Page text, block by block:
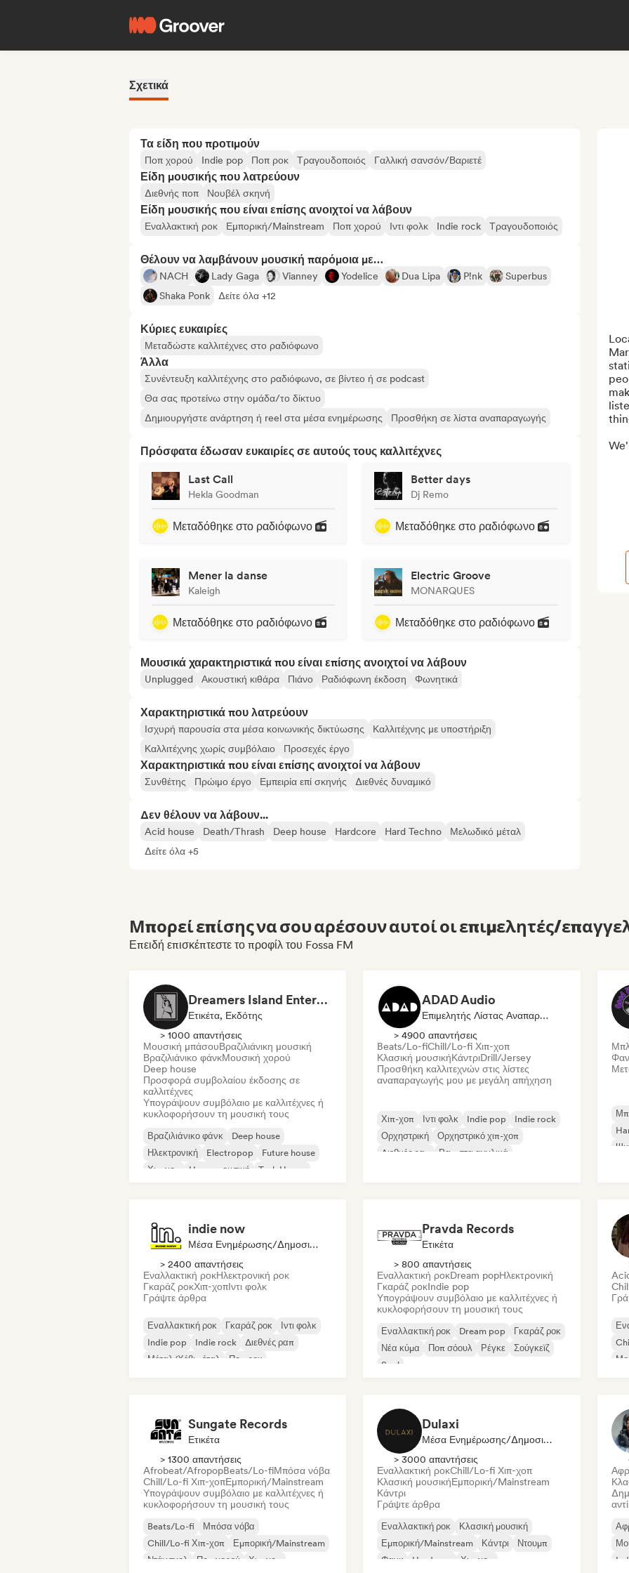
Σχετικά
Τα είδη που προτιμούν
Ποπ χορού Indie pop Ποπ ροκ Τραγουδοποιός Γαλλική σανσόν/Βαριετέ
Είδη μουσικής που λατρεύουν
Διεθνής ποπ Νουβέλ σκηνή
Είδη μουσικής που είναι επίσης ανοιχτοί να λάβουν
Εναλλακτική ροκ Εμπορική/Mainstream Ποπ χορού Ιντι φολκ Indie rock Τραγουδοποιός
Θέλουν να λαμβάνουν μουσική παρόμοια με…
NACH Lady Gaga Vianney Yodelice Dua Lipa P!nk
Superbus
Shaka Ponk
Δείτε όλα +12
Κύριες ευκαιρίες
Μεταδώστε καλλιτέχνες στο ραδιόφωνο
Άλλα
Συνέντευξη καλλιτέχνης στο ραδιόφωνο, σε βίντεο ή σε podcast
Θα σας προτείνω στην ομάδα/το δίκτυο
Δημιουργήστε ανάρτηση ή reel στα μέσα ενημέρωσης
Προσθήκη σε λίστα αναπαραγωγής
Πρόσφατα έδωσαν ευκαιρίες σε αυτούς τους καλλιτέχνες
Last Call
Hekla Goodman
Μεταδόθηκε στο ραδιόφωνο
Better days
Dj Remo
Μεταδόθηκε στο ραδιόφωνο
Mener la danse
Kaleigh
Μεταδόθηκε στο ραδιόφωνο
Electric Groove
MONARQUES
Μεταδόθηκε στο ραδιόφωνο
Μουσικά χαρακτηριστικά που είναι επίσης ανοιχτοί να λάβουν
Unplugged Ακουστική κιθάρα Πιάνο Ραδιόφωνη έκδοση Φωνητικά
Χαρακτηριστικά που λατρεύουν
Ισχυρή παρουσία στα μέσα κοινωνικής δικτύωσης
Καλλιτέχνης με υποστήριξη
Καλλιτέχνης χωρίς συμβόλαιο
Προσεχές έργο
Χαρακτηριστικά που είναι επίσης ανοιχτοί να λάβουν
Συνθέτης Πρώιμο έργο Εμπειρία επί σκηνής Διεθνές δυναμικό
Δεν θέλουν να λάβουν...
Acid house Death/Thrash Deep house Hardcore Hard Techno
Μελωδικό μέταλ
Δείτε όλα +5
Μπορεί επίσης να σου αρέσουν αυτοί οι επιμελητές/
Επειδή επισκέπτεστε το προφίλ του Fossa FM
Dreamers Island Entertainment
Ετικέτα, Εκδότης
> 1000 απαντήσεις
Μουσική μπάσουΒραζιλιάνικη μουσική
Βραζιλιάνικο φάνκΜουσική χορού
Deep house
Προσφορά συμβολαίου έκδοσης σε
καλλιτέχνες
Υπογράψουν συμβόλαιο με καλλιτέχνες ή
κυκλοφορήσουν τη μουσική τους
Βραζιλιάνικο φάνκ
Deep house
Ηλεκτρονική
Electropop
Future house
Χιπ-χοπ
House μουσική Tech House
ADAD Audio
Επιμελητής Λίστας Αναπαραγωγής
> 4900 απαντήσεις
Beats/Lo-fiChill/Lo-fi Χιπ-χοπ
Κλασική μουσικήΚάντριDrill/Jersey
Προσθήκη καλλιτεχνών στις λίστες
αναπαραγωγής μου με μεγάλη απήχηση
Χιπ-χοπ Ιντι φολκ Indie pop
Indie rock
Ορχηστρική
Ορχηστρικό χιπ-χοπ
Διεθνές ραπ
Ραπ στα αγγλικά
indie now
Μέσα Ενημέρωσης/Δημοσιογράφος
> 2400 απαντήσεις
Εναλλακτική ροκΗλεκτρονική ροκ
Γκαράζ ροκΧιπ-χοπΙντι φολκ
Γράψτε άρθρα
Εναλλακτική ροκ Γκαράζ ροκ
Ιντι φολκ
Indie pop
Indie rock
Διεθνές ραπ
Μέταλ/Χέβι μέταλ
Ποπ ροκ
Pravda Records
Ετικέτα
> 800 απαντήσεις
Εναλλακτική ροκDream popΗλεκτρονική
Γκαράζ ροκIndie pop
Υπογράψουν συμβόλαιο με καλλιτέχνες ή
κυκλοφορήσουν τη μουσική τους
Εναλλακτική ροκ Dream pop
Γκαράζ ροκ
Νέα κύμα
Ποπ σόουλ Ρέγκε
Σούγκεϊζ
Soul
Sungate Records
Ετικέτα
> 1300 απαντήσεις
Afrobeat/AfropopBeats/Lo-fiΜπόσα νόβα
Chill/Lo-fi Χιπ-χοπΕμπορική/Mainstream
Υπογράψουν συμβόλαιο με καλλιτέχνες ή
κυκλοφορήσουν τη μουσική τους
Beats/Lo-fi
Μπόσα νόβα
Chill/Lo-fi Χιπ-χοπ
Εμπορική/Mainstream
Ντάνσχολ
Ποπ χορού
Χιπ-χοπ
Dulaxi
Μέσα Ενημέρωσης/Δημοσιογράφος
> 3000 απαντήσεις
Εναλλακτική ροκChill/Lo-fi Χιπ-χοπ
Κλασική μουσικήΕμπορική/Mainstream
Κάντρι
Γράψτε άρθρα
Εναλλακτική ροκ
Κλασική μουσική
Εμπορική/Mainstream
Κάντρι
Ντουμπ
Φανκ
Hardcore Χιπ-χοπ